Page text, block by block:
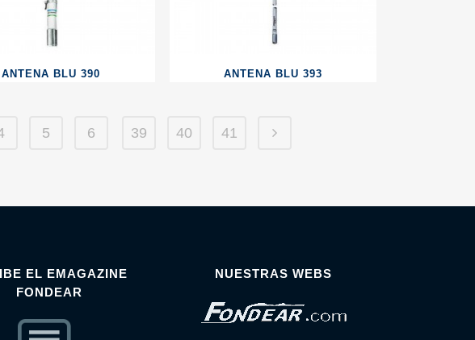
ANTENA BLU 390 ANTENA BLU 393
5 6 39 40 41
EL EMAGAZINE
FONDEAR
NUESTRAS WEBS